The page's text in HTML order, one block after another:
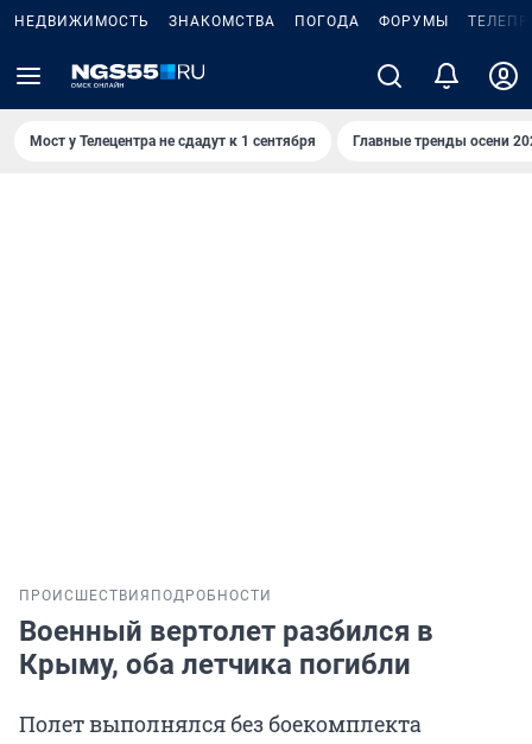
НЕДВИЖИМОСТЬ ЗНАКОМСТВА ПОГОДА ФОРУМЫ
Мост у Телецентра не сдадут к 1 сентября Главные тренды осени
ПРОИСШЕСТВИЯ ПОДРОБНОСТИ
Военный вертолет разбился в
Крыму, оба летчика погибли
Полет выполнялся без боекомплекта